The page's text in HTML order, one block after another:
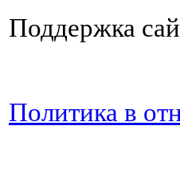
Поддержка
Политика в